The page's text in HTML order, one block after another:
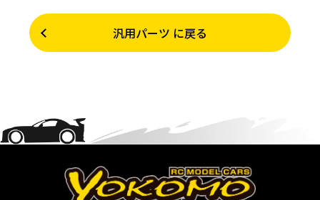
汎用パーツ に戻る